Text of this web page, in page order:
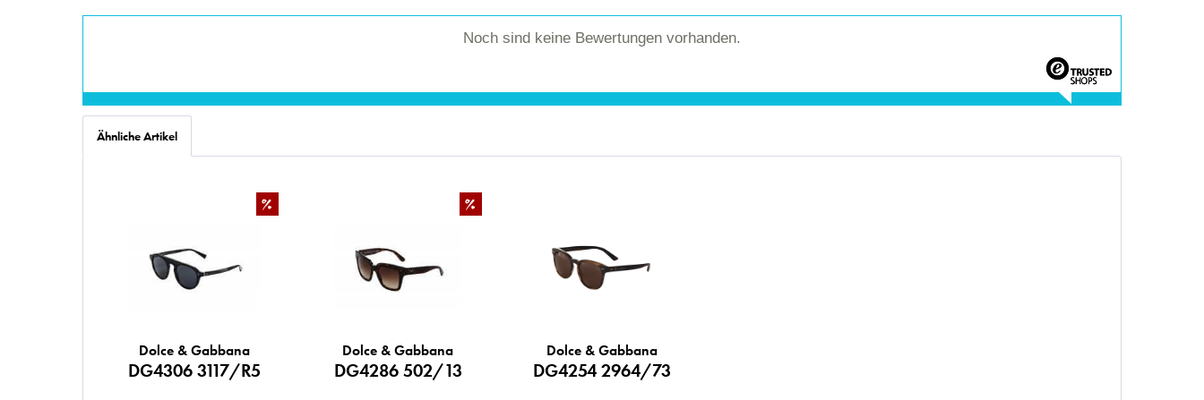
Noch sind keine Bewertungen vorhanden.
Ähnliche Artikel
%
Dolce & Gabbana
DG4306 3117/R5
%
Dolce & Gabbana
DG4286 502/13
Dolce & Gabbana
DG4254 2964/73